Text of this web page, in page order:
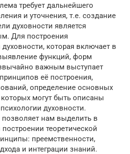
требует дальнейшего
и уточнения, т.е. создание
духовности является
Для построения
которая включает в
функций, форм
важным выступает
её построения,
определение основных
могут быть описаны
духовности.
позволяет нам выделить в
теоретической
преемственности,
и интеграции знаний.